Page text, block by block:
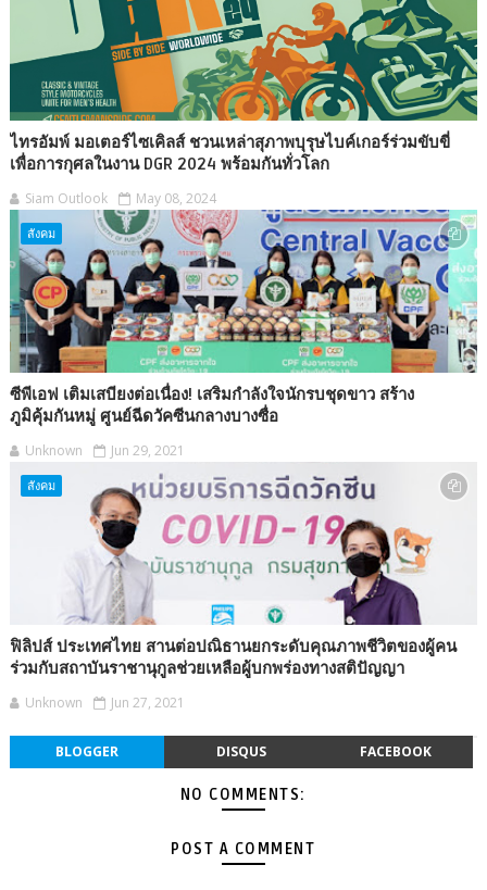
ไทรอัมพ์ มอเตอร์ไซเคิลส์ ชวนเหล่าสุภาพบุรุษไบค์เกอร์ร่วมขับขี่
เพื่อการกุศลในงาน DGR 2024 พร้อมกันทั่วโลก
Siam Outlook May 08, 2024
สังคม
ซีพีเอฟ เติมเสบียงต่อเนื่อง! เสริมกำลังใจนักรบชุดขาว สร้าง
ภูมิคุ้มกันหมู่ ศูนย์ฉีดวัคซีนกลางบางซื่อ
Unknown Jun 29, 2021
สังคม
ฟิลิปส์ ประเทศไทย สานต่อปณิธานยกระดับคุณภาพชีวิตของผู้คน
ร่วมกับสถาบันราชานุกูลช่วยเหลือผู้บกพร่องทางสติปัญญา
Unknown Jun 27, 2021
BLOGGER DISQUS FACEBOOK
NO COMMENTS:
POST A COMMENT